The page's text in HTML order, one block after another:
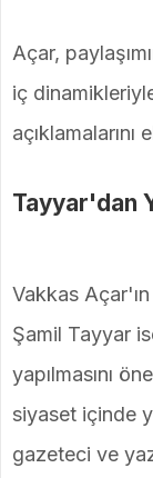
Açar,
iç
açıklamalarını
Tayyar'dan
Vakkas
Şamil Tayyar
yapılmasını
siyaset içinde
gazeteci ve